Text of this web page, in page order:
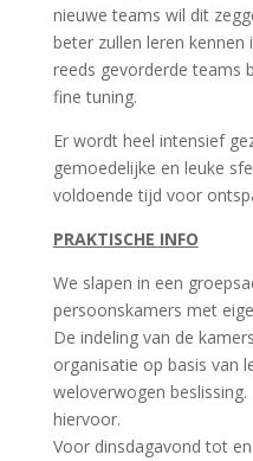
nieuwe teams wil dit
beter zullen leren
reeds gevorderde teams
fine tuning.
Er wordt heel intensief
gemoedelijke en leuke
voldoende tijd voor
PRAKTISCHE INFO
We slapen in een
persoonskamers met
De indeling van de
organisatie op basis van
weloverwogen
hiervoor.
Voor dinsdagavond tot